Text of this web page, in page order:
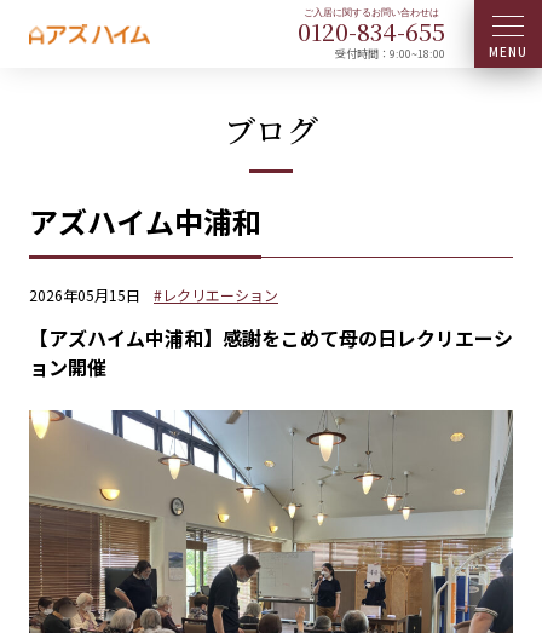
0120-834-655
受付時間：9:00~18:00
ブログ
アズハイム中浦和
2026年05月15日 #レクリエーション
【アズハイム中浦和】感謝をこめて母の日レクリエーシ
ョン開催